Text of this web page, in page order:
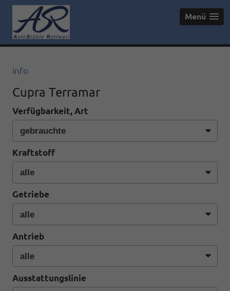
Menü
info
Cupra Terramar
Verfügbarkeit, Art
Kraftstoff
Getriebe
Antrieb
Ausstattungslinie